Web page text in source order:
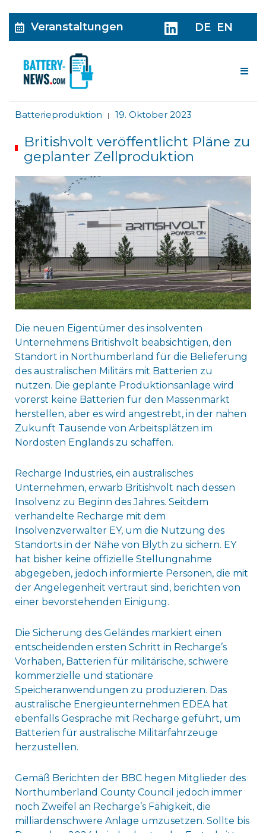
Veranstaltungen DE EN
Batterieproduktion | 19. Oktober 2023
Britishvolt veröffentlicht Pläne zu
geplanter Zellproduktion
Die neuen Eigentümer des insolventen
Unternehmens Britishvolt beabsichtigen, den
Standort in Northumberland für die Belieferung
des australischen Militärs mit Batterien zu
nutzen. Die geplante Produktionsanlage wird
vorerst keine Batterien für den Massenmarkt
herstellen, aber es wird angestrebt, in der nahen
Zukunft Tausende von Arbeitsplätzen im
Nordosten Englands zu schaffen.
Recharge Industries, ein australisches
Unternehmen, erwarb Britishvolt nach dessen
Insolvenz zu Beginn des Jahres. Seitdem
verhandelte Recharge mit dem
Insolvenzverwalter EY, um die Nutzung des
Standorts in der Nähe von Blyth zu sichern. EY
hat bisher keine offizielle Stellungnahme
abgegeben, jedoch informierte Personen, die mit
der Angelegenheit vertraut sind, berichten von
einer bevorstehenden Einigung.
Die Sicherung des Geländes markiert einen
entscheidenden ersten Schritt in Recharge’s
Vorhaben, Batterien für militärische, schwere
kommerzielle und stationäre
Speicheranwendungen zu produzieren. Das
australische Energieunternehmen EDEA hat
ebenfalls Gespräche mit Recharge geführt, um
Batterien für australische Militärfahrzeuge
herzustellen.
Gemäß Berichten der BBC hegen Mitglieder des
Northumberland County Council jedoch immer
noch Zweifel an Recharge’s Fähigkeit, die
milliardenschwere Anlage umzusetzen. Sollte bis